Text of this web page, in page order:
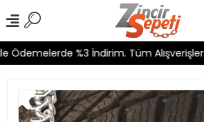
%3 İndirim. Tüm